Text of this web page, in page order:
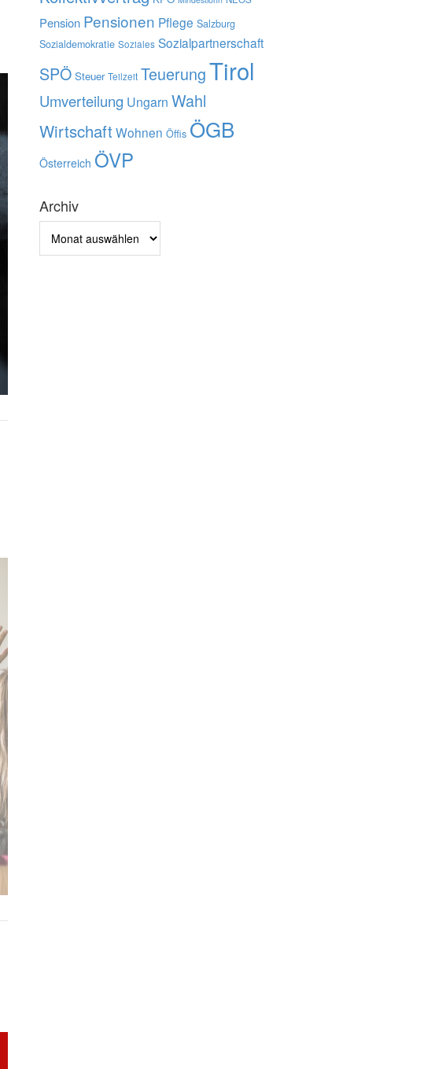
Pension Pensionen Pflege Salzburg
Sozialdemokratie Soziales Sozialpartnerschaft
SPÖ Steuer Teilzeit TeuerungTirol
Umverteilung Ungarn Wahl
WirtschaftWohnen Öffis ÖGB
Österreich ÖVP
Archiv